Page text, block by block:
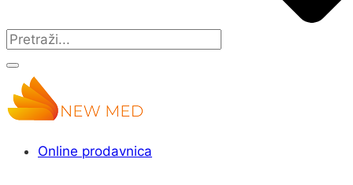
Online prodavnica